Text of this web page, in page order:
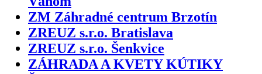
ZM Záhradné centrum Brzotín
ZREUZ s.r.o. Bratislava
ZREUZ s.r.o. Šenkvice
ZÁHRADA A KVETY KÚTIKY